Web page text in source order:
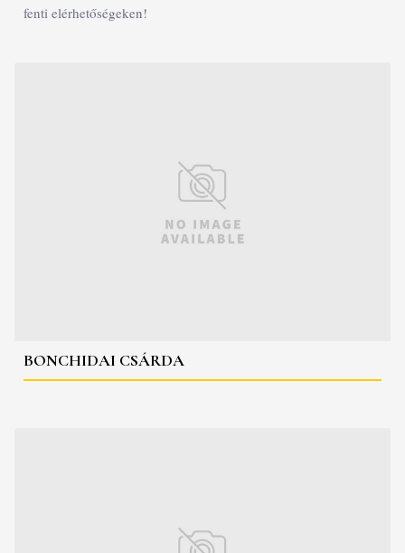
fenti elérhetőségeken!
BONCHIDAI CSÁRDA